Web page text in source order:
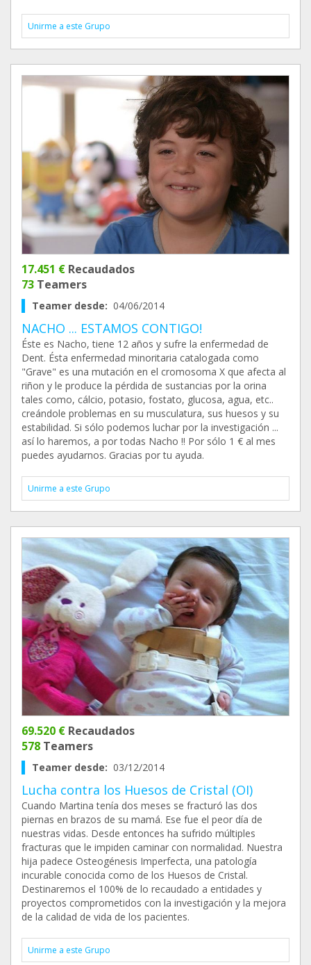
Unirme a este Grupo
17.451 € Recaudados
73 Teamers
Teamer desde: 04/06/2014
NACHO ... ESTAMOS CONTIGO!
Éste es Nacho, tiene 12 años y sufre la enfermedad de
Dent. Ésta enfermedad minoritaria catalogada como
"Grave" es una mutación en el cromosoma X que afecta al
riñon y le produce la pérdida de sustancias por la orina
tales como, cálcio, potasio, fostato, glucosa, agua, etc..
creándole problemas en su musculatura, sus huesos y su
estabilidad. Si sólo podemos luchar por la investigación ...
así lo haremos, a por todas Nacho !! Por sólo 1 € al mes
puedes ayudarnos. Gracias por tu ayuda.
Unirme a este Grupo
69.520 € Recaudados
578 Teamers
Teamer desde: 03/12/2014
Lucha contra los Huesos de Cristal (OI)
Cuando Martina tenía dos meses se fracturó las dos
piernas en brazos de su mamá. Ese fue el peor día de
nuestras vidas. Desde entonces ha sufrido múltiples
fracturas que le impiden caminar con normalidad. Nuestra
hija padece Osteogénesis Imperfecta, una patología
incurable conocida como de los Huesos de Cristal.
Destinaremos el 100% de lo recaudado a entidades y
proyectos comprometidos con la investigación y la mejora
de la calidad de vida de los pacientes.
Unirme a este Grupo